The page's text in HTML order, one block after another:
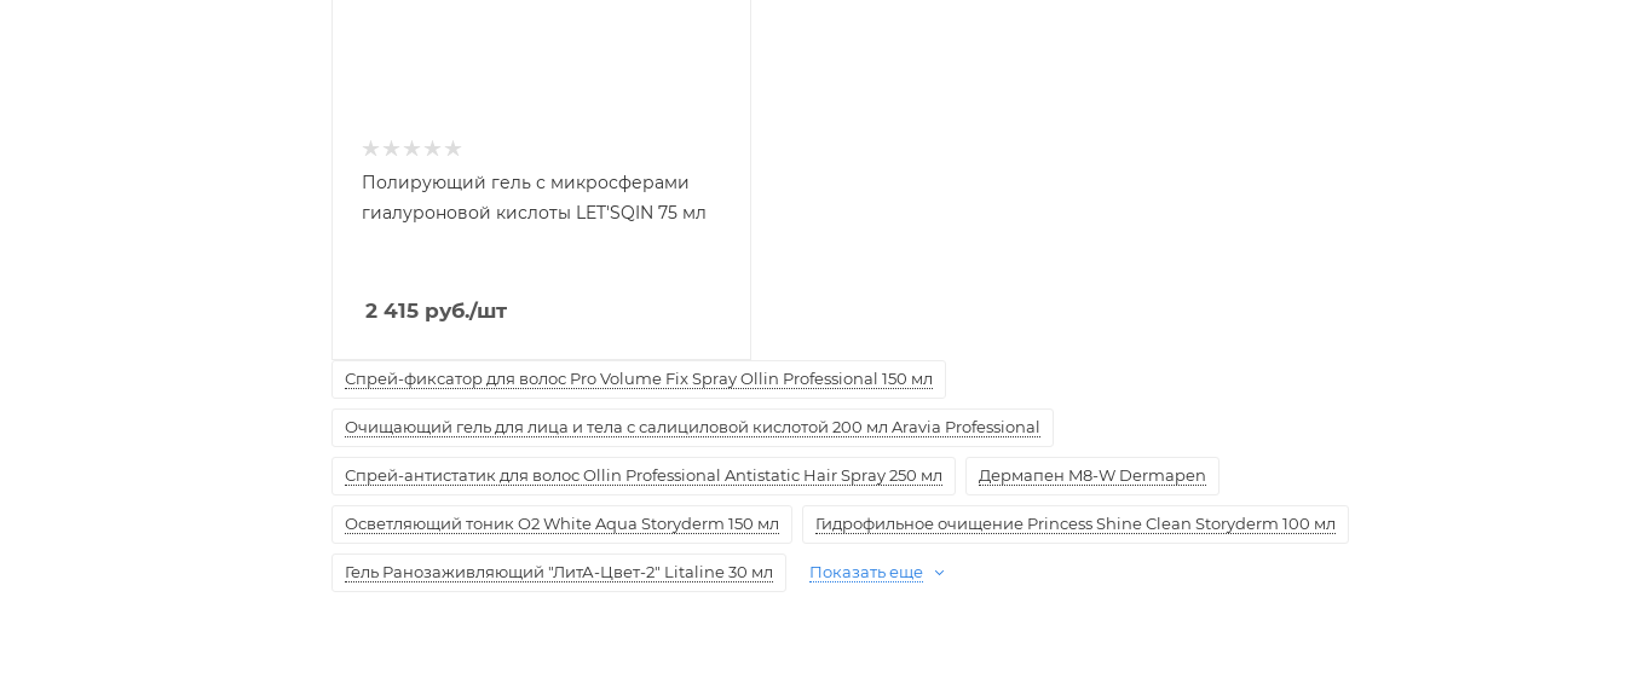
Полирующий гель с микросферами
гиалуроновой кислоты LET'SQIN 75 мл
2 415 руб./шт
Спрей-фиксатор для волос Pro Volume Fix Spray Ollin Professional 150 мл
Очищающий гель для лица и тела с салициловой кислотой 200 мл Aravia Professional
Спрей-антистатик для волос Ollin Professional Antistatic Hair Spray 250 мл Дермапен M8-W Dermapen
Осветляющий тоник O2 White Aqua Storyderm 150 мл Гидрофильное очищение Princess Shine Clean Storyderm 100 мл
Гель Ранозаживляющий "ЛитА-Цвет-2" Litaline 30 мл Показать еще